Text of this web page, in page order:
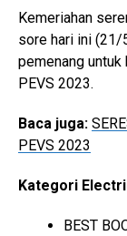
Kemeriahan
sore hari ini (21/
pemenang
PEVS 2023.
Baca juga:
PEVS 2023
Kategori
BEST